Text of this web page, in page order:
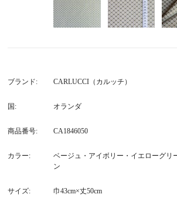
ブランド CARLUCCI（カルッチ）
国 オランダ
商品番号 CA1846050
カラー
ベージュ・アイボリー・イエローグリ
ン
サイズ 巾43cm×丈50cm